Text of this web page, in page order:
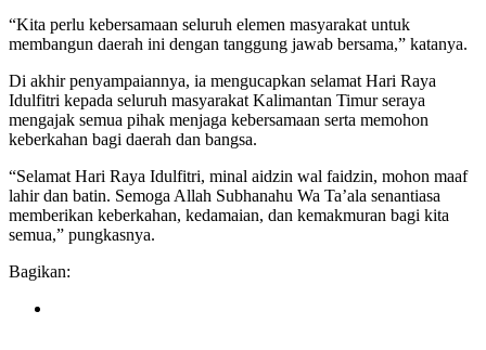
“Kita perlu kebersamaan seluruh elemen masyarakat untuk
membangun daerah ini dengan tanggung jawab bersama,” katanya.
Di akhir penyampaiannya, ia mengucapkan selamat Hari Raya
Idulfitri kepada seluruh masyarakat Kalimantan Timur seraya
mengajak semua pihak menjaga kebersamaan serta memohon
keberkahan bagi daerah dan bangsa.
“Selamat Hari Raya Idulfitri, minal aidzin wal faidzin, mohon maaf
lahir dan batin. Semoga Allah Subhanahu Wa Ta’ala senantiasa
memberikan keberkahan, kedamaian, dan kemakmuran bagi kita
semua,” pungkasnya.
Bagikan: